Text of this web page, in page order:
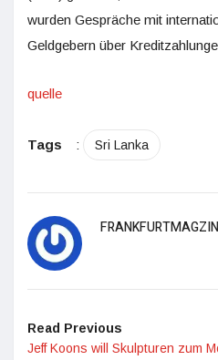
wurden Gespräche mit
Geldgebern über
quelle
Tags : Sri Lanka
FRANKFURTMAGZIN
Read Previous
Jeff Koons will Skulpturen zum